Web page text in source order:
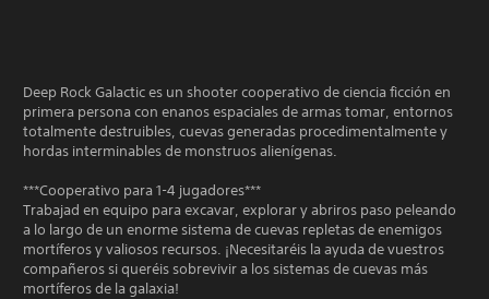
Deep Rock Galactic es un shooter cooperativo de ciencia ficción en
primera persona con enanos espaciales de armas tomar, entornos
totalmente destruibles, cuevas generadas procedimentalmente y
hordas interminables de monstruos alienígenas.
***Cooperativo para 1-4 jugadores***
Trabajad en equipo para excavar, explorar y abriros paso peleando
a lo largo de un enorme sistema de cuevas repletas de enemigos
mortíferos y valiosos recursos. ¡Necesitaréis la ayuda de vuestros
compañeros si queréis sobrevivir a los sistemas de cuevas más
mortíferos de la galaxia!